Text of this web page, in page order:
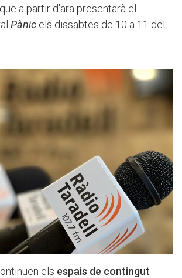
a partir d'ara presentarà el
Pànic els dissabtes de 10 a 11 del
els espais de contingut